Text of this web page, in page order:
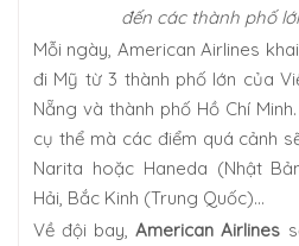
đến các thành phố
Mỗi ngày, American Airlines
đi Mỹ từ 3 thành phố lớn của
Nẵng và thành phố Hồ Chí
cụ thể mà các điểm quá cảnh
Narita hoặc Haneda (Nhật
Hải, Bắc Kinh (Trung Quốc)…
Về đội bay,American Airlines